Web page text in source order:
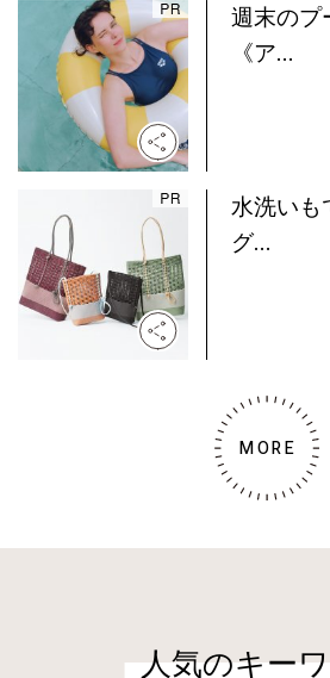
週末のプ
《ア...
水洗いも
グ...
MORE
人気のキー